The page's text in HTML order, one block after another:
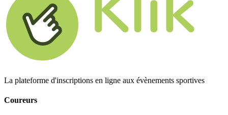
La plateforme d'inscriptions en ligne aux évènements sportives
Coureurs